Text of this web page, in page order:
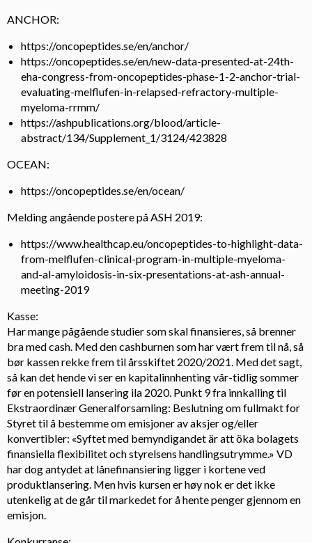
ANCHOR:
https://oncopeptides.se/en/anchor/
https://oncopeptides.se/en/new-data-presented-at-24th-
eha-congress-from-oncopeptides-phase-1-2-anchor-trial-
evaluating-melflufen-in-relapsed-refractory-multiple-
myeloma-rrmm/
https://ashpublications.org/blood/article-
abstract/134/Supplement_1/3124/423828
OCEAN:
https://oncopeptides.se/en/ocean/
Melding angående postere på ASH 2019:
https://www.healthcap.eu/oncopeptides-to-highlight-data-
from-melflufen-clinical-program-in-multiple-myeloma-
and-al-amyloidosis-in-six-presentations-at-ash-annual-
meeting-2019
Kasse:
Har mange pågående studier som skal finansieres, så brenner
bra med cash. Med den cashburnen som har vært frem til nå, så
bør kassen rekke frem til årsskiftet 2020/2021. Med det sagt,
så kan det hende vi ser en kapitalinnhenting vår-tidlig sommer
før en potensiell lansering ila 2020. Punkt 9 fra innkalling til
Ekstraordinær Generalforsamling: Beslutning om fullmakt for
Styret til å bestemme om emisjoner av aksjer og/eller
konvertibler: «Syftet med bemyndigandet är att öka bolagets
finansiella flexibilitet och styrelsens handlingsutrymme.» VD
har dog antydet at lånefinansiering ligger i kortene ved
produktlansering. Men hvis kursen er høy nok er det ikke
utenkelig at de går til markedet for å hente penger gjennom en
emisjon.